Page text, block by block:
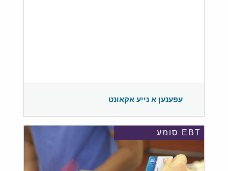
עפענען א נייע אקאונט
EBT סומע